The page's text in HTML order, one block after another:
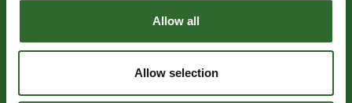
Allow all
Allow selection